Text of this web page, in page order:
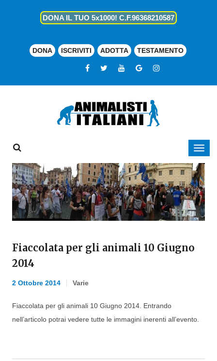
DONA IL TUO 5x1000! C.F.96368210587
DONA ISCRIVITI ADOTTA TESTAMENTO
Fiaccolata per gli animali 10 Giugno
2014
2 Ottobre 2014 Varie
Fiaccolata per gli animali 10 Giugno 2014. Entrando
nell’articolo potrai vedere tutte le immagini inerenti all’evento.